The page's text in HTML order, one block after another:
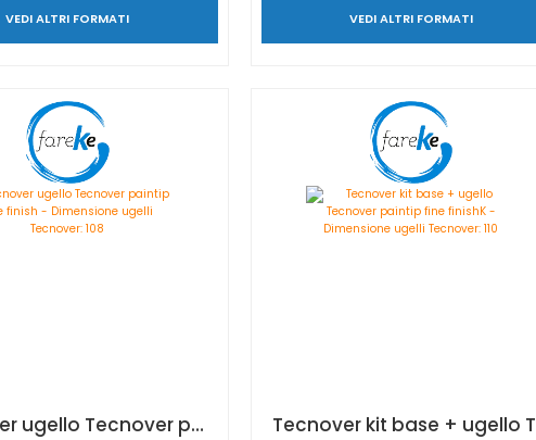
VEDI ALTRI FORMATI VEDI ALTRI FORMATI
Tecnover ugello Tecnover paintip fine finish - Dimensione ugelli Tecnover: 108